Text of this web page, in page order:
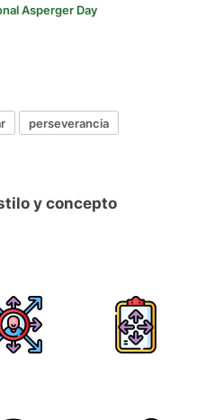
Asperger Day
perseverancia
y concepto